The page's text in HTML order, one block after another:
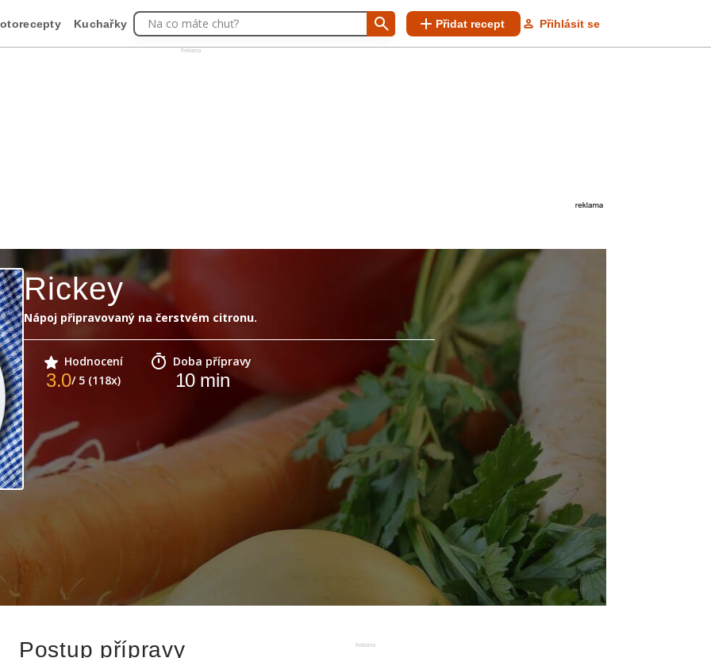
Reklama
Kuchařky Na co máte chuť? Přidat recept Přihlásit se
Rickey
Nápoj připravovaný na čerstvém citronu.
Hodnocení
3.0/ 5 (118x)
Doba přípravy
10min
Reklama
Postup přípravy